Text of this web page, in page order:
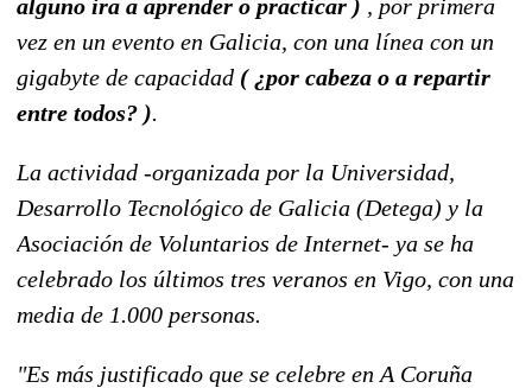
alguno ira a aprender o practicar ) , por primera
vez en un evento en Galicia, con una línea con un
gigabyte de capacidad ( ¿por cabeza o a repartir
entre todos? ).
La actividad -organizada por la Universidad,
Desarrollo Tecnológico de Galicia (Detega) y la
Asociación de Voluntarios de Internet- ya se ha
celebrado los últimos tres veranos en Vigo, con una
media de 1.000 personas.
"Es más justificado que se celebre en A Coruña